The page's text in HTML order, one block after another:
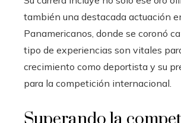
también una destacada actuación
Panamericanos, donde se coronó
tipo de experiencias son vitales
crecimiento como deportista y su
para la competición internacional.